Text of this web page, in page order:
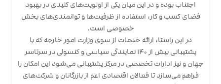
اجتناب بوده و در این میان یکی از اولویت‌های کلیدی در بهبود
فضای کسب و کار، استفاده از ظرفیت‌ها و توانمندی‌های بخش
خصوصی است.
در این راستا، ارائه خدمات از سوی وزارت ‌امور‌ خارجه که با
پشتیبانی بیش از ۱۴۰ نمایندگی سیاسی و کنسولی در سرتاسر
جهان و نیز ادارات تخصصی در مرکز پشتیبانی می‌شود این امکان را
فراهم می‌سازد تا فعالان اقتصادی اعم از بازرگانان و شرکت‌های